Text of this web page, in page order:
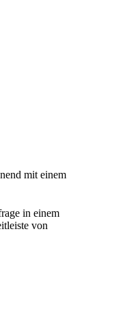
mit einem
in einem
von